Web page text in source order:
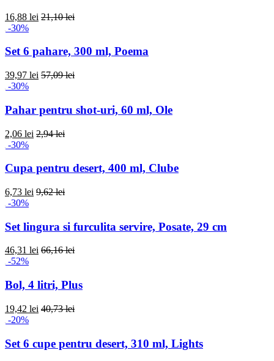
16,88 lei 21,10 lei
-30%
Set 6 pahare, 300 ml, Poema
39,97 lei 57,09 lei
-30%
Pahar pentru shot-uri, 60 ml, Ole
2,06 lei 2,94 lei
-30%
Cupa pentru desert, 400 ml, Clube
6,73 lei 9,62 lei
-30%
Set lingura si furculita servire, Posate, 29 cm
46,31 lei 66,16 lei
-52%
Bol, 4 litri, Plus
19,42 lei 40,73 lei
-20%
Set 6 cupe pentru desert, 310 ml, Lights